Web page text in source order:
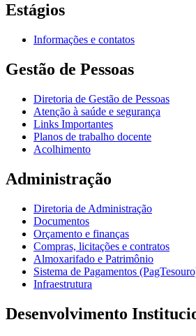
Estágios
Informações e contatos
Gestão de Pessoas
Diretoria de Gestão de Pessoas
Atenção à saúde e segurança
Links Importantes
Planos de trabalho docente
Acolhimento
Administração
Diretoria de Administração
Documentos
Orçamento e finanças
Compras, licitações e contratos
Almoxarifado e Patrimônio
Sistema de Pagamentos
Infraestrutura
Desenvolvimento